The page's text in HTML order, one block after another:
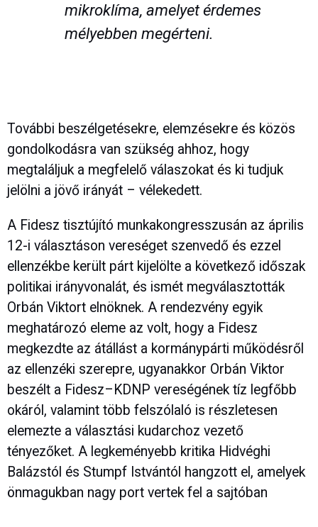
mikroklíma, amelyet érdemes
mélyebben megérteni.
További beszélgetésekre, elemzésekre és közös
gondolkodásra van szükség ahhoz, hogy
megtaláljuk a megfelelő válaszokat és ki tudjuk
jelölni a jövő irányát – vélekedett.
A Fidesz tisztújító munkakongresszusán az április
12-i választáson vereséget szenvedő és ezzel
ellenzékbe került párt kijelölte a következő időszak
politikai irányvonalát, és ismét megválasztották
Orbán Viktort elnöknek. A rendezvény egyik
meghatározó eleme az volt, hogy a Fidesz
megkezdte az átállást a kormánypárti működésről
az ellenzéki szerepre, ugyanakkor Orbán Viktor
beszélt a Fidesz–KDNP vereségének tíz legfőbb
okáról, valamint több felszólaló is részletesen
elemezte a választási kudarchoz vezető
tényezőket. A legkeményebb kritika Hidvéghi
Balázstól és Stumpf Istvántól hangzott el, amelyek
önmagukban nagy port vertek fel a sajtóban